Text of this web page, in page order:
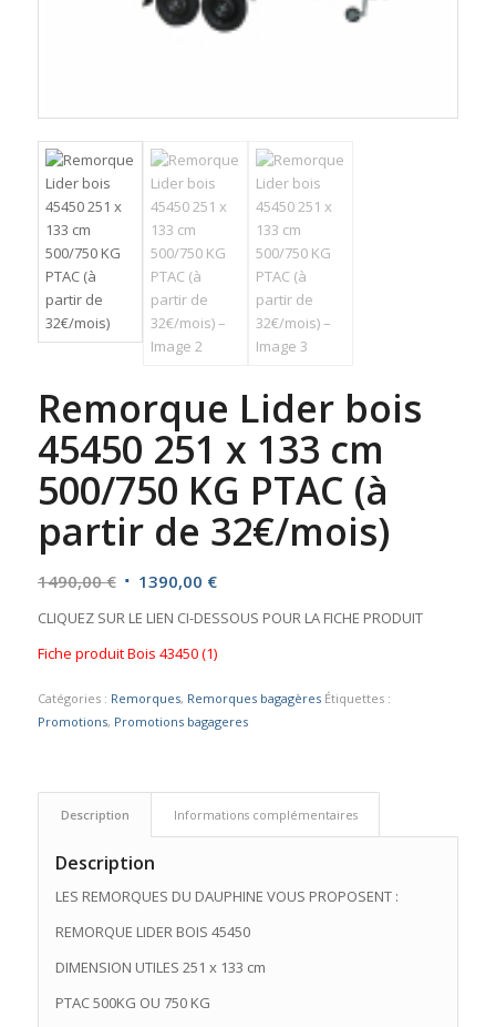
Remorque Lider bois
45450 251 x 133 cm
500/750 KG PTAC (à
partir de 32€/mois)
1490,00€ Le
était :
1390,00 €Le
est :
CLIQUEZ SUR LE LIEN CI-DESSOUS POUR LA FICHE PRODUIT
Fiche produit Bois 43450 (1)
Catégories : Remorques, Remorques bagagères Étiquettes :
Promotions, Promotions bagageres
Description Informations complémentaires
Description
LES REMORQUES DU DAUPHINE VOUS PROPOSENT :
REMORQUE LIDER BOIS 45450
DIMENSION UTILES 251 x 133 cm
PTAC 500KG OU 750 KG